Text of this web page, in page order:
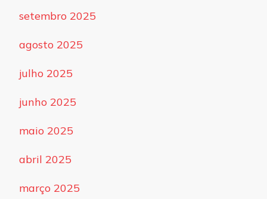
setembro 2025
agosto 2025
julho 2025
junho 2025
maio 2025
abril 2025
março 2025